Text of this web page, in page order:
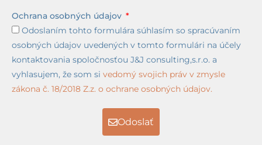
Ochrana osobných údajov
Odoslaním tohto formulára súhlasím so spracúvaním
osobných údajov uvedených v tomto formulári na účely
kontaktovania spoločnosťou J&J consulting,s.r.o. a
vyhlasujem, že som si vedomý svojich práv v zmysle
zákona č. 18/2018 Z.z. o ochrane osobných údajov.
Odoslať